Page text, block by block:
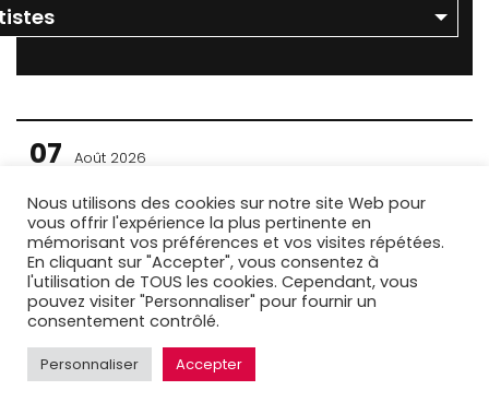
07 Août 2026
No Logo BZH
Avec ZENTONE @ Fort de St Père - Scène Tyrone Downie
Saint-Malo (35)
Tickets
07 Août 2026
Nous utilisons des cookies sur notre site Web pour
vous offrir l'expérience la plus pertinente en
mémorisant vos préférences et vos visites répétées.
En cliquant sur "Accepter", vous consentez à
l'utilisation de TOUS les cookies. Cependant, vous
pouvez visiter "Personnaliser" pour fournir un
consentement contrôlé.
Personnaliser Accepter